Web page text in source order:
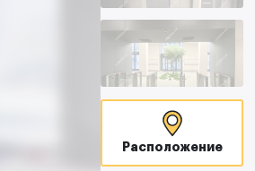
Расположение